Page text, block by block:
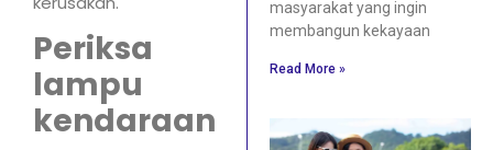
Periksa
lampu
kendaraan
masyarakat yang ingin
membangun kekayaan
Read More »